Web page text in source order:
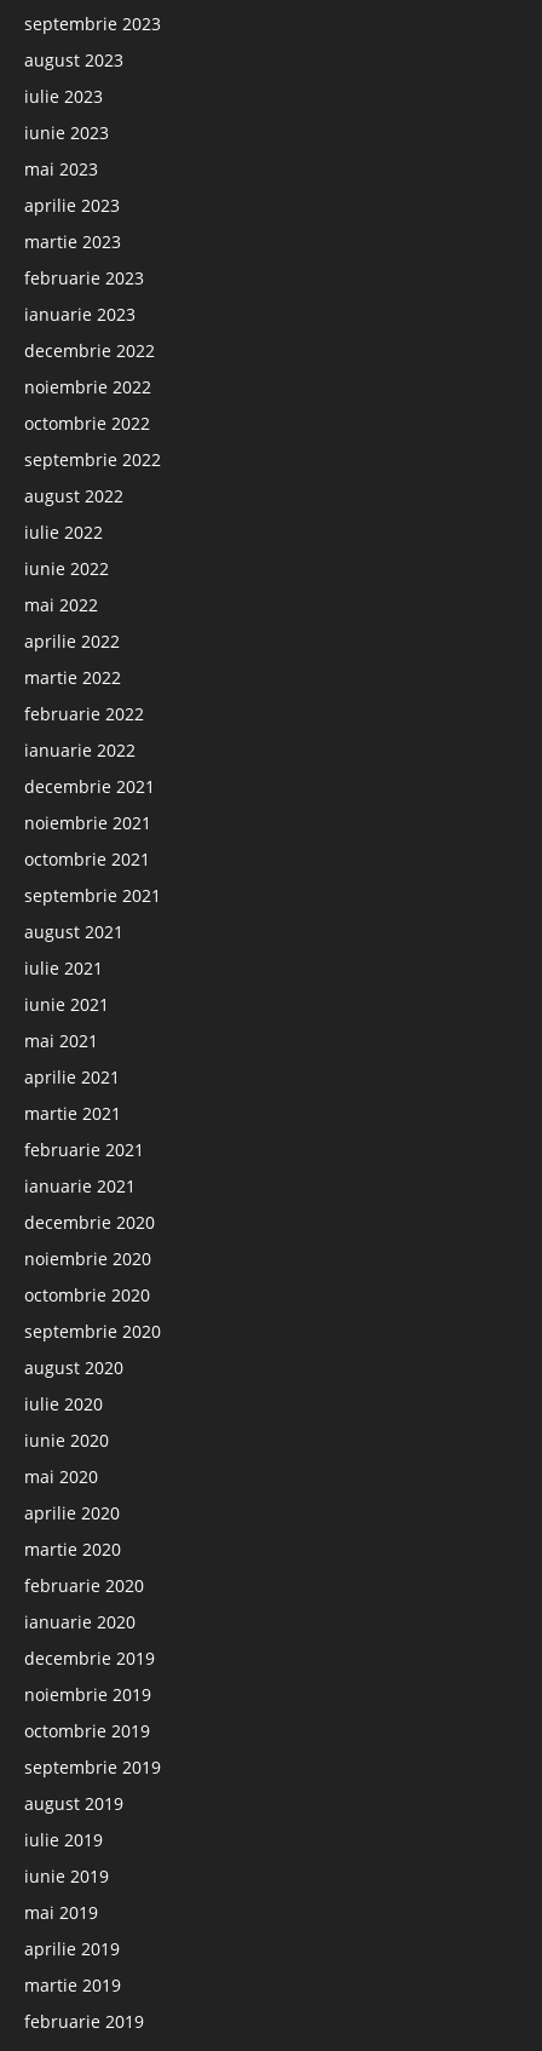
septembrie 2023
august 2023
iulie 2023
iunie 2023
mai 2023
aprilie 2023
martie 2023
februarie 2023
ianuarie 2023
decembrie 2022
noiembrie 2022
octombrie 2022
septembrie 2022
august 2022
iulie 2022
iunie 2022
mai 2022
aprilie 2022
martie 2022
februarie 2022
ianuarie 2022
decembrie 2021
noiembrie 2021
octombrie 2021
septembrie 2021
august 2021
iulie 2021
iunie 2021
mai 2021
aprilie 2021
martie 2021
februarie 2021
ianuarie 2021
decembrie 2020
noiembrie 2020
octombrie 2020
septembrie 2020
august 2020
iulie 2020
iunie 2020
mai 2020
aprilie 2020
martie 2020
februarie 2020
ianuarie 2020
decembrie 2019
noiembrie 2019
octombrie 2019
septembrie 2019
august 2019
iulie 2019
iunie 2019
mai 2019
aprilie 2019
martie 2019
februarie 2019